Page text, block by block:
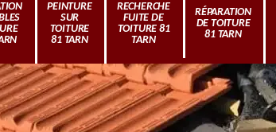
PEINTURE
SUR
TOITURE
81 TARN
RECHERCHE
FUITE DE
TOITURE 81
TARN
RÉPARATION
DE TOITURE
81 TARN